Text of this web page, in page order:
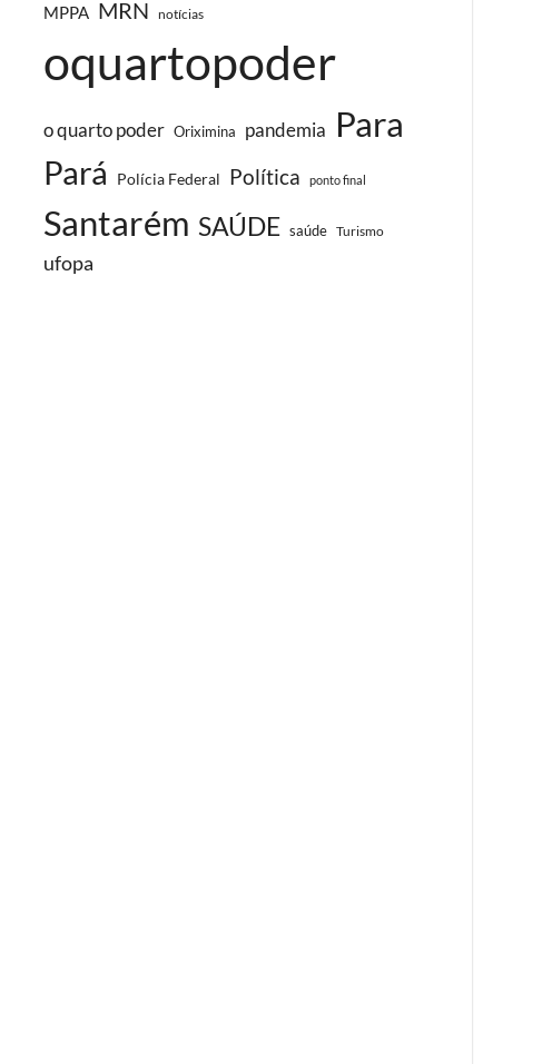
MPPA MRN notícias
oquartopoder
o quarto poder Oriximina pandemia Para
Pará Polícia Federal Política ponto final
Santarém SAÚDE saúde Turismo
ufopa